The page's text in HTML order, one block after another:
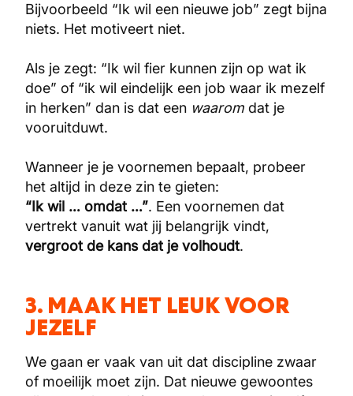
Bijvoorbeeld “Ik wil een nieuwe job” zegt bijna
niets. Het motiveert niet.
Als je zegt: “Ik wil fier kunnen zijn op wat ik
doe” of “ik wil eindelijk een job waar ik mezelf
in herken” dan is dat een waarom dat je
vooruitduwt.
Wanneer je je voornemen bepaalt, probeer
het altijd in deze zin te gieten:
“Ik wil … omdat …”. Een voornemen dat
vertrekt vanuit wat jij belangrijk vindt,
vergroot de kans dat je volhoudt.
3. MAAK HET LEUK VOOR
JEZELF
We gaan er vaak van uit dat discipline zwaar
of moeilijk moet zijn. Dat nieuwe gewoontes